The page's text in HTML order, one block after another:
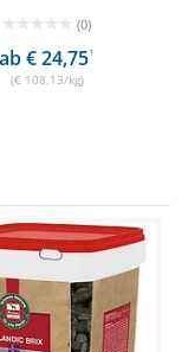
(0)
ab € 24,751
(€ 108,13/kg)